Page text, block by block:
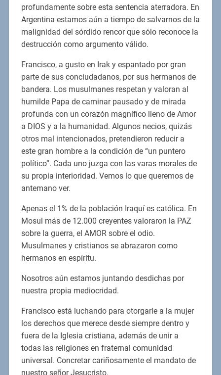
profundamente sobre esta sentencia aterradora. En
Argentina estamos aún a tiempo de salvarnos de la
malignidad del sórdido rencor que sólo reconoce la
destrucción como argumento válido.
Francisco, a gusto en Irak y espantado por gran
parte de sus conciudadanos, por sus hermanos de
bandera. Los musulmanes respetan y valoran al
humilde Papa de caminar pausado y de mirada
profunda con un corazón magnífico lleno de Amor
a DIOS y a la humanidad. Algunos necios, quizás
otros mal intencionados, pretendieron reducir a
este gran hombre a la condición de “un puntero
político”. Cada uno juzga con las varas morales de
su propia interioridad. Vemos lo que queremos de
antemano ver.
Apenas el 1% de la población Iraquí es católica. En
Mosul más de 12.000 creyentes valoraron la PAZ
sobre la guerra, el AMOR sobre el odio.
Musulmanes y cristianos se abrazaron como
hermanos en espíritu.
Nosotros aún estamos juntando desdichas por
nuestra propia mediocridad.
Francisco está luchando para otorgarle a la mujer
los derechos que merece desde siempre dentro y
fuera de la Iglesia cristiana, además de unir a
todas las religiones en fraternal comunidad
universal. Concretar cariñosamente el mandato de
nuestro señor Jesucristo.